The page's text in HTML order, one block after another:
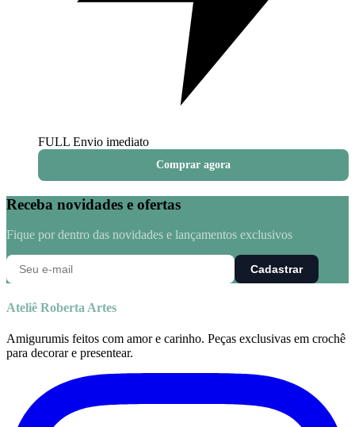
FULL Envio imediato
Comprar agora
Receba novidades e ofertas
Fique por dentro das novidades e lançamentos exclusivos
Cadastrar
Ateliê Roberta Artes
Amigurumis feitos com amor e carinho. Peças exclusivas em crochê
para decorar e presentear.